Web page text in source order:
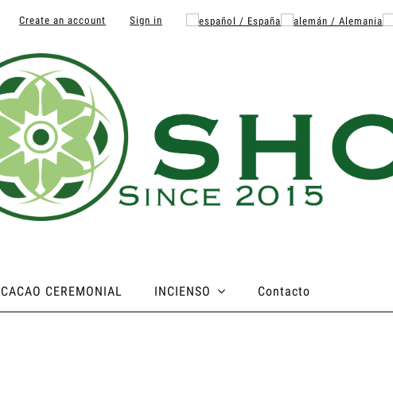
Create an account Sign in
CACAO CEREMONIAL INCIENSO Contacto